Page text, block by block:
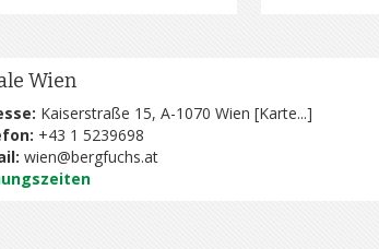
Wien
Kaiserstraße 15, A-1070 Wien [Karte...]
+43 1 5239698
wien@bergfuchs.at